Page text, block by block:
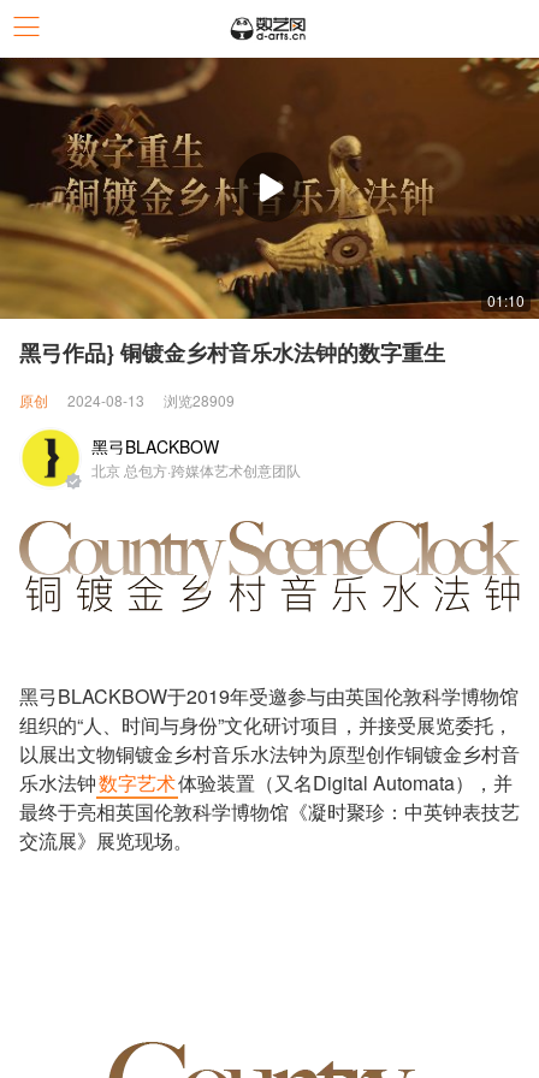
01:10
黑弓作品} 铜镀金乡村音乐水法钟的数字重生
原创 2024-08-13 浏览28909
黑弓BLACKBOW
北京 总包方·跨媒体艺术创意团队
黑弓BLACKBOW于2019年受邀参与由英国伦敦科学博物馆
组织的“人、时间与身份”文化研讨项目，并接受展览委托，
以展出文物铜镀金乡村音乐水法钟为原型创作铜镀金乡村音
乐水法钟数字艺术体验装置（又名Digital Automata），并
最终于亮相英国伦敦科学博物馆《凝时聚珍：中英钟表技艺
交流展》展览现场。